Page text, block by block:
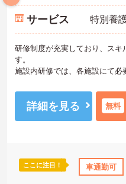
産休･育休･介護休暇取得実績あり
サービス
研修制度が充実しており、スキ
す。
施設内研修では、各施設にて必
る様々な研修会に参加していま
次研修（新任職員研修，新任
堅職員研修）や、職種別研修
詳細を見る 無料
ここに注目！ 車通勤可